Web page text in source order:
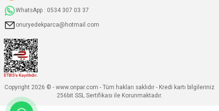
WhatsApp : 0534 307 03 37
onuryedekparca@hotmail.com
Copyright 2026 © - www.onpar.com - Tüm hakları saklıdır - Kredi kartı bilgileriniz
256bit SSL Sertifikası ile Korunmaktadır.